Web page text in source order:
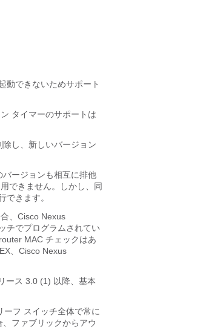
動できないためサポート
タイマーのサポートは
し、新しいバージョン
ージョンも相互に排他
できません。しかし、同
できます。
、Cisco Nexus
チでプログラムされてい
MAC チェックはあ
、Cisco Nexus
ース 3.0 (1) 以降、基本
フ スイッチ全体で常に
ファブリックからアウ